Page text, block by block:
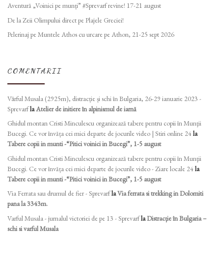
Aventură „Voinici pe munți” #Sprevarf revine! 17-21 august
De la Zeii Olimpului direct pe Plajele Greciei!
Pelerinaj pe Muntele Athos cu urcare pe Athon, 21-25 sept 2026
COMENTARII
Vârful Musala (2925m), distracție și schi în Bulgaria, 26-29 ianuarie 2023 -
SprevarflaAtelier de initiere în alpinismul de iarnă
Ghidul montan Cristi Minculescu organizează tabere pentru copii în Munţii
Bucegi. Ce vor învăța cei mici departe de jocurile video | Stiri online 24la
Tabere copii in munti -“Pitici voinici in Bucegi”, 1-5 august
Ghidul montan Cristi Minculescu organizează tabere pentru copii în Munţii
Bucegi. Ce vor învăța cei mici departe de jocurile video - Ziare locale 24la
Tabere copii in munti -“Pitici voinici in Bucegi”, 1-5 august
Via Ferrata sau drumul de fier - SprevarflaVia ferrata si trekking in Dolomiti
pana la 3343m.
Varful Musala - jurnalul victoriei de pe 13 - SprevarflaDistracție în Bulgaria –
schi si varful Musala